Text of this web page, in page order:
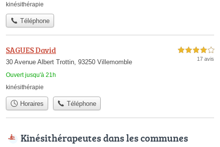
kinésithérapie
Téléphone
SAGUES David
30 Avenue Albert Trottin, 93250 Villemomble
Ouvert jusqu'à 21h
4,0 étoiles sur 5
17 avis
kinésithérapie
Horaires Téléphone
Kinésithérapeutes dans les communes